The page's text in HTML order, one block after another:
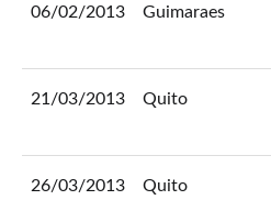
06/02/2013 Guimaraes
21/03/2013 Quito
26/03/2013 Quito